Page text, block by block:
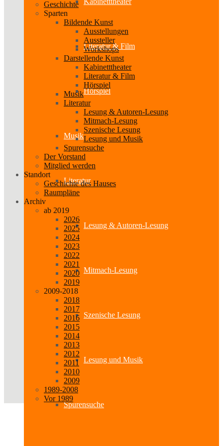
Literatur & Film
Hörspiel
Musik
Literatur
Lesung & Autoren-Lesung
Mitmach-Lesung
Szenische Lesung
Lesung und Musik
Spurensuche
Geschichte
Sparten
Bildende Kunst
Ausstellungen
Aussteller
Workshops
Darstellende Kunst
Kabinetttheater
Literatur & Film
Hörspiel
Musik
Literatur
Lesung & Autoren-Lesung
Mitmach-Lesung
Szenische Lesung
Lesung und Musik
Spurensuche
Der Vorstand
Mitglied werden
Standort
Geschichte des Hauses
Raumpläne
Archiv
ab 2019
2026
2025
2024
2023
2022
2021
2020
2019
2009-2018
2018
2017
2016
2015
2014
2013
2012
2011
2010
2009
1989-2008
Vor 1989